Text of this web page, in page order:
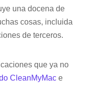
una docena de
cosas, incluida
de terceros.
que ya no
CleanMyMac e